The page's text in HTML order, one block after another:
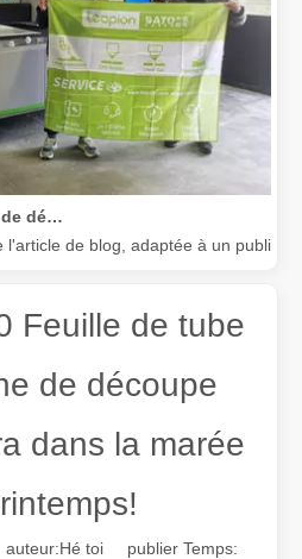
l'article de blog, adaptée à un public
Feuille de tube
de découpe
dans la marée
toi publier Temps: